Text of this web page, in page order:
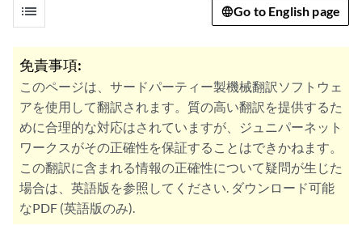
list Go to English page
免責事項:
このページは、サードパーティー製機械翻訳ソフトウェ
アを使用して翻訳されます。質の高い翻訳を提供するた
めに合理的な対応はされていますが、ジュニパーネット
ワークスがその正確性を保証することはできかねます。
この翻訳に含まれる情報の正確性について疑問が生じた
場合は、英語版を参照してください. ダウンロード可能
なPDF (英語版のみ).